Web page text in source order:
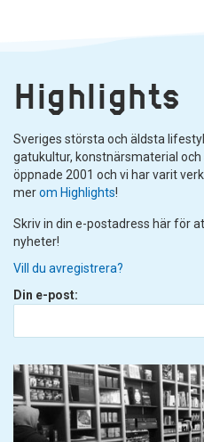
Highlights
Sveriges största och äldsta
gatukultur, konstnärsmaterial
öppnade 2001 och vi har varit
merom Highlights!
Skriv in din e-postadress här för
nyheter!
Vill du avregistrera?
Din e-post: